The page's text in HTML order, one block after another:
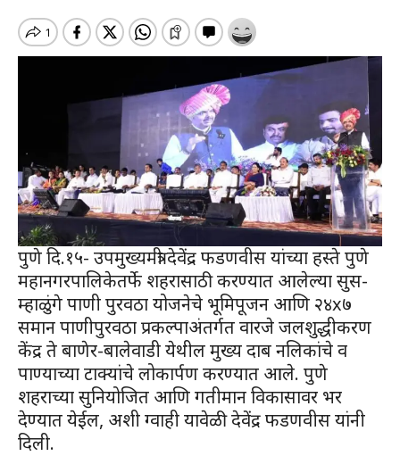
पुणे दि.१५- उपमुख्यमंत्री देवेंद्र फडणवीस यांच्या हस्ते पुणे
महानगरपालिकेतर्फे शहरासाठी करण्यात आलेल्या सुस-
म्हाळुंगे पाणी पुरवठा योजनेचे भूमिपूजन आणि २४x७
समान पाणीपुरवठा प्रकल्पाअंतर्गत वारजे जलशुद्धीकरण
केंद्र ते बाणेर-बालेवाडी येथील मुख्य दाब नलिकांचे व
पाण्याच्या टाक्यांचे लोकार्पण करण्यात आले. पुणे
शहराच्या सुनियोजित आणि गतीमान विकासावर भर
देण्यात येईल, अशी ग्वाही यावेळी देवेंद्र फडणवीस यांनी
दिली.